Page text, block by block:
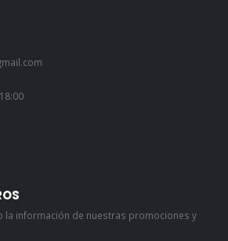
la información de nuestras promociones y